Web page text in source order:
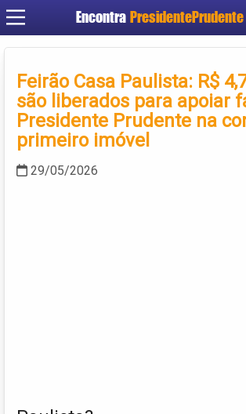
Encontra PresidentePrudente
Cadastrar
Criar conta
Feirão Casa Paulista: R$
são liberados para apoiar
Presidente Prudente na
primeiro imóvel
29/05/2026